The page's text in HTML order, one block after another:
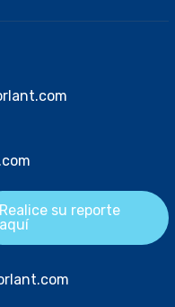
Realice su reporte
aquí